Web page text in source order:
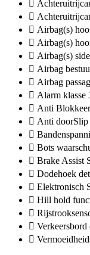
Airbag(s)
Airbag(s)
Airbag(s)
Airbag
Airbag
Alarm klasse
Anti
Anti doorSlip
Bots
Brake Assist
Dodehoek
Elektronisch
Hill hold
Verkeersbord